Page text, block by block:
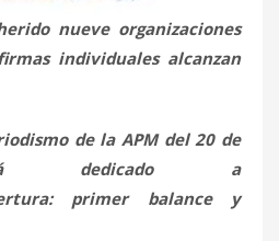
nueve organizaciones
individuales alcanzan
de la APM del 20 de
dedicado a
primer balance y